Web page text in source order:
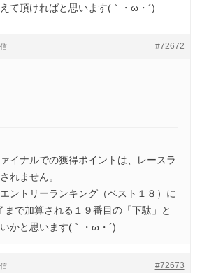
て頂ければと思います(｀・ω・´)ゞ
#72672
イナルでの獲得ポイントは、レースラ
れません。
ントリーランキング（ベスト１８）に
まで加算される１９番目の「下駄」と
かと思います(｀・ω・´)ゞ
#72673